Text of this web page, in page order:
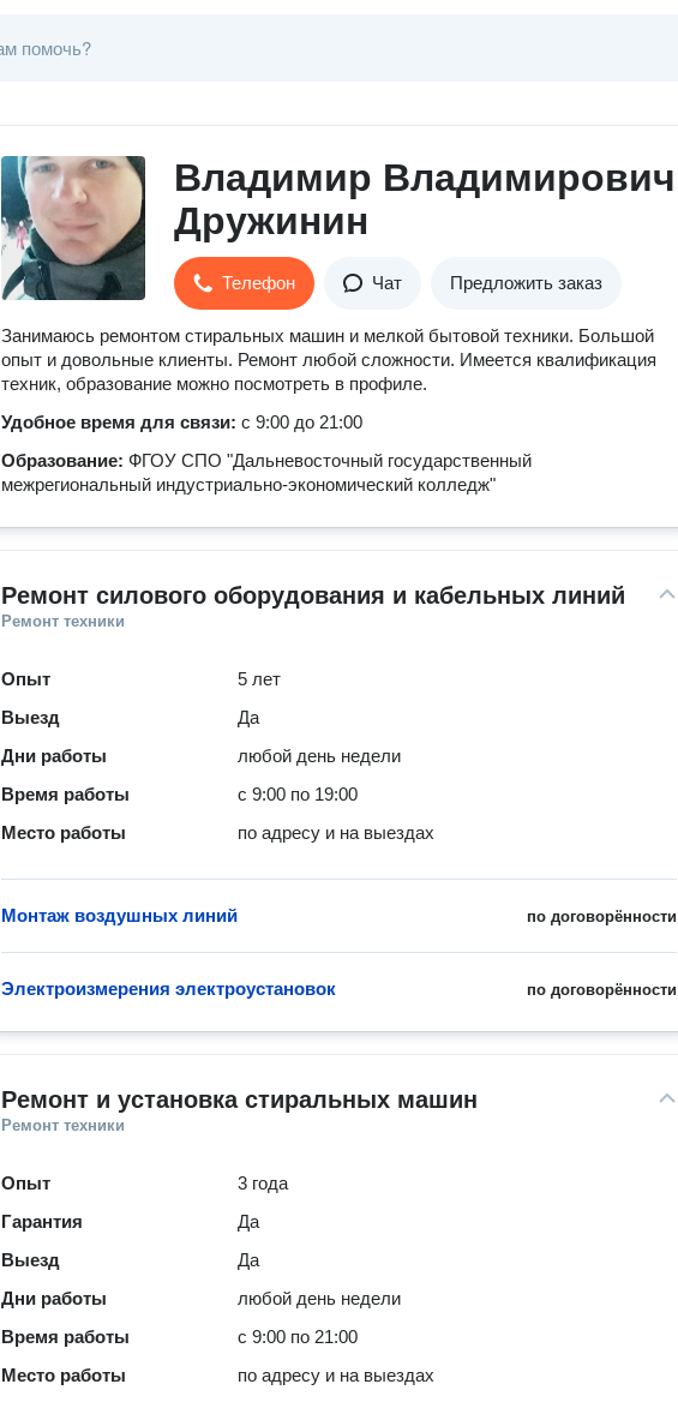
Владимир Владимирович
Дружинин
Телефон Чат Предложить заказ
Занимаюсь ремонтом стиральных машин и мелкой бытовой техники. Большой
опыт и довольные клиенты. Ремонт любой сложности. Имеется квалификация
техник, образование можно посмотреть в профиле.
Удобное время для связи: с 9:00 до 21:00
Образование: ФГОУ СПО "Дальневосточный государственный
межрегиональный индустриально-экономический колледж"
Ремонт силового оборудования и кабельных линий
Ремонт техники
Опыт
5 лет
Выезд
Да
Дни работы
любой день недели
Время работы
с 9:00 по 19:00
Место работы
по адресу и на выездах
по договорённости
Монтаж воздушных линий
по договорённости
Электроизмерения электроустановок
Ремонт и установка стиральных машин
Ремонт техники
Опыт
3 года
Гарантия
Да
Выезд
Да
Дни работы
любой день недели
Время работы
с 9:00 по 21:00
Место работы
по адресу и на выездах